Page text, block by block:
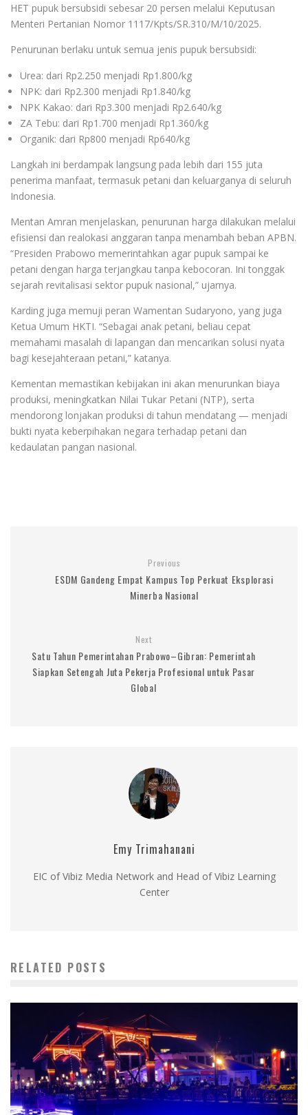
HET pupuk bersubsidi sebesar 20 persen melalui Keputusan
Menteri Pertanian Nomor 1117/Kpts/SR.310/M/10/2025.
Penurunan berlaku untuk semua jenis pupuk bersubsidi:
Urea: dari Rp2.250 menjadi Rp1.800/kg
NPK: dari Rp2.300 menjadi Rp1.840/kg
NPK Kakao: dari Rp3.300 menjadi Rp2.640/kg
ZA Tebu: dari Rp1.700 menjadi Rp1.360/kg
Organik: dari Rp800 menjadi Rp640/kg
Langkah ini berdampak langsung pada lebih dari 155 juta
penerima manfaat, termasuk petani dan keluarganya di seluruh
Indonesia.
Mentan Amran menjelaskan, penurunan harga dilakukan melalui
efisiensi dan realokasi anggaran tanpa menambah beban APBN.
“Presiden Prabowo memerintahkan agar pupuk sampai ke
petani dengan harga terjangkau tanpa kebocoran. Ini tonggak
sejarah revitalisasi sektor pupuk nasional,” ujarnya.
Karding juga memuji peran Wamentan Sudaryono, yang juga
Ketua Umum HKTI. “Sebagai anak petani, beliau cepat
memahami masalah di lapangan dan mencarikan solusi nyata
bagi kesejahteraan petani,” katanya.
Kementan memastikan kebijakan ini akan menurunkan biaya
produksi, meningkatkan Nilai Tukar Petani (NTP), serta
mendorong lonjakan produksi di tahun mendatang — menjadi
bukti nyata keberpihakan negara terhadap petani dan
kedaulatan pangan nasional.
Previous
ESDM Gandeng Empat Kampus Top Perkuat Eksplorasi
Minerba Nasional
Next
Satu Tahun Pemerintahan Prabowo–Gibran: Pemerintah
Siapkan Setengah Juta Pekerja Profesional untuk Pasar
Global
Emy Trimahanani
EIC of Vibiz Media Network and Head of Vibiz Learning
Center
RELATED POSTS